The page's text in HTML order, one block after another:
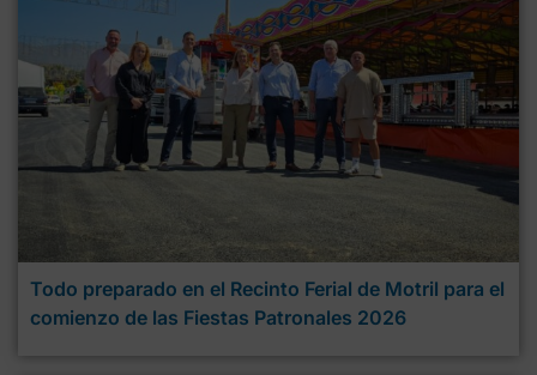
Todo preparado en el Recinto Ferial de Motril para el
comienzo de las Fiestas Patronales 2026